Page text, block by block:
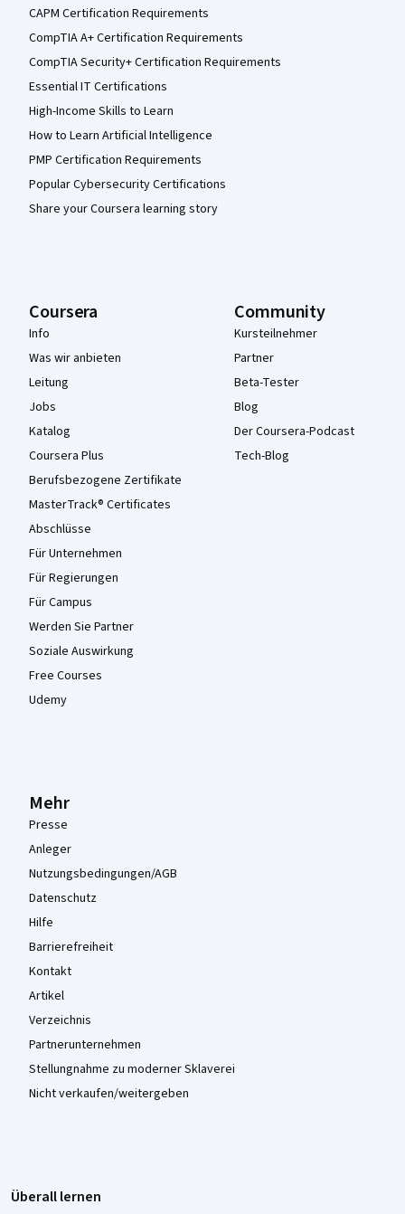
CAPM Certification Requirements
CompTIA A+ Certification Requirements
CompTIA Security+ Certification Requirements
Essential IT Certifications
High-Income Skills to Learn
How to Learn Artificial Intelligence
PMP Certification Requirements
Popular Cybersecurity Certifications
Share your Coursera learning story
Coursera
Info
Was wir anbieten
Leitung
Jobs
Katalog
Coursera Plus
Berufsbezogene Zertifikate
MasterTrack® Certificates
Abschlüsse
Für Unternehmen
Für Regierungen
Für Campus
Werden Sie Partner
Soziale Auswirkung
Free Courses
Udemy
Community
Kursteilnehmer
Partner
Beta-Tester
Blog
Der Coursera-Podcast
Tech-Blog
Mehr
Presse
Anleger
Nutzungsbedingungen/AGB
Datenschutz
Hilfe
Barrierefreiheit
Kontakt
Artikel
Verzeichnis
Partnerunternehmen
Stellungnahme zu moderner Sklaverei
Nicht verkaufen/weitergeben
Überall lernen